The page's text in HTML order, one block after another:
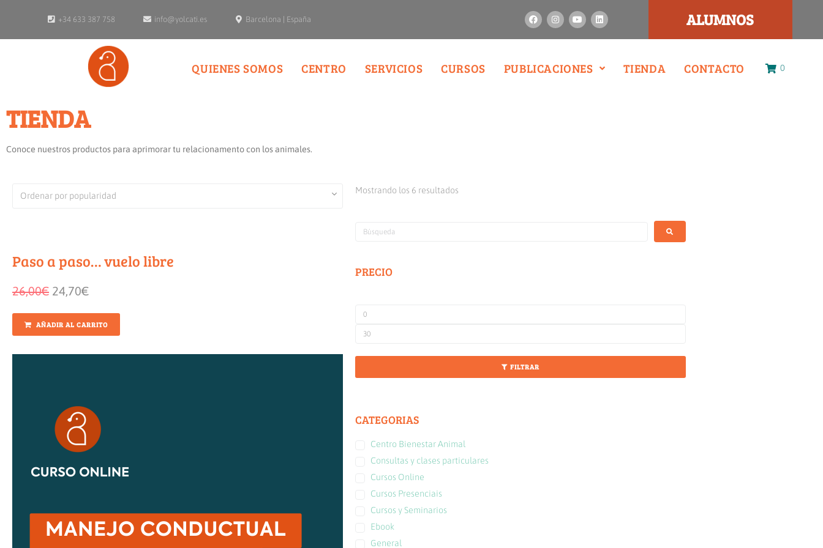
+34 633 387 758 info@yolcati.es Barcelona | España ALUMNOS
QUIENES SOMOS CENTRO SERVICIOS CURSOS PUBLICACIONES TIENDA CONTACTO 0
TIENDA
Conoce nuestros productos para aprimorar tu relacionamento con los animales.
Mostrando los 6 resultados
Paso a paso… vuelo libre
26,00€ 24,70€
AÑADIR AL CARRITO
PRECIO
FILTRAR
CATEGORIAS
Centro Bienestar Animal
Consultas y clases particulares
Cursos Online
Cursos Presenciais
Cursos y Seminarios
Ebook
General